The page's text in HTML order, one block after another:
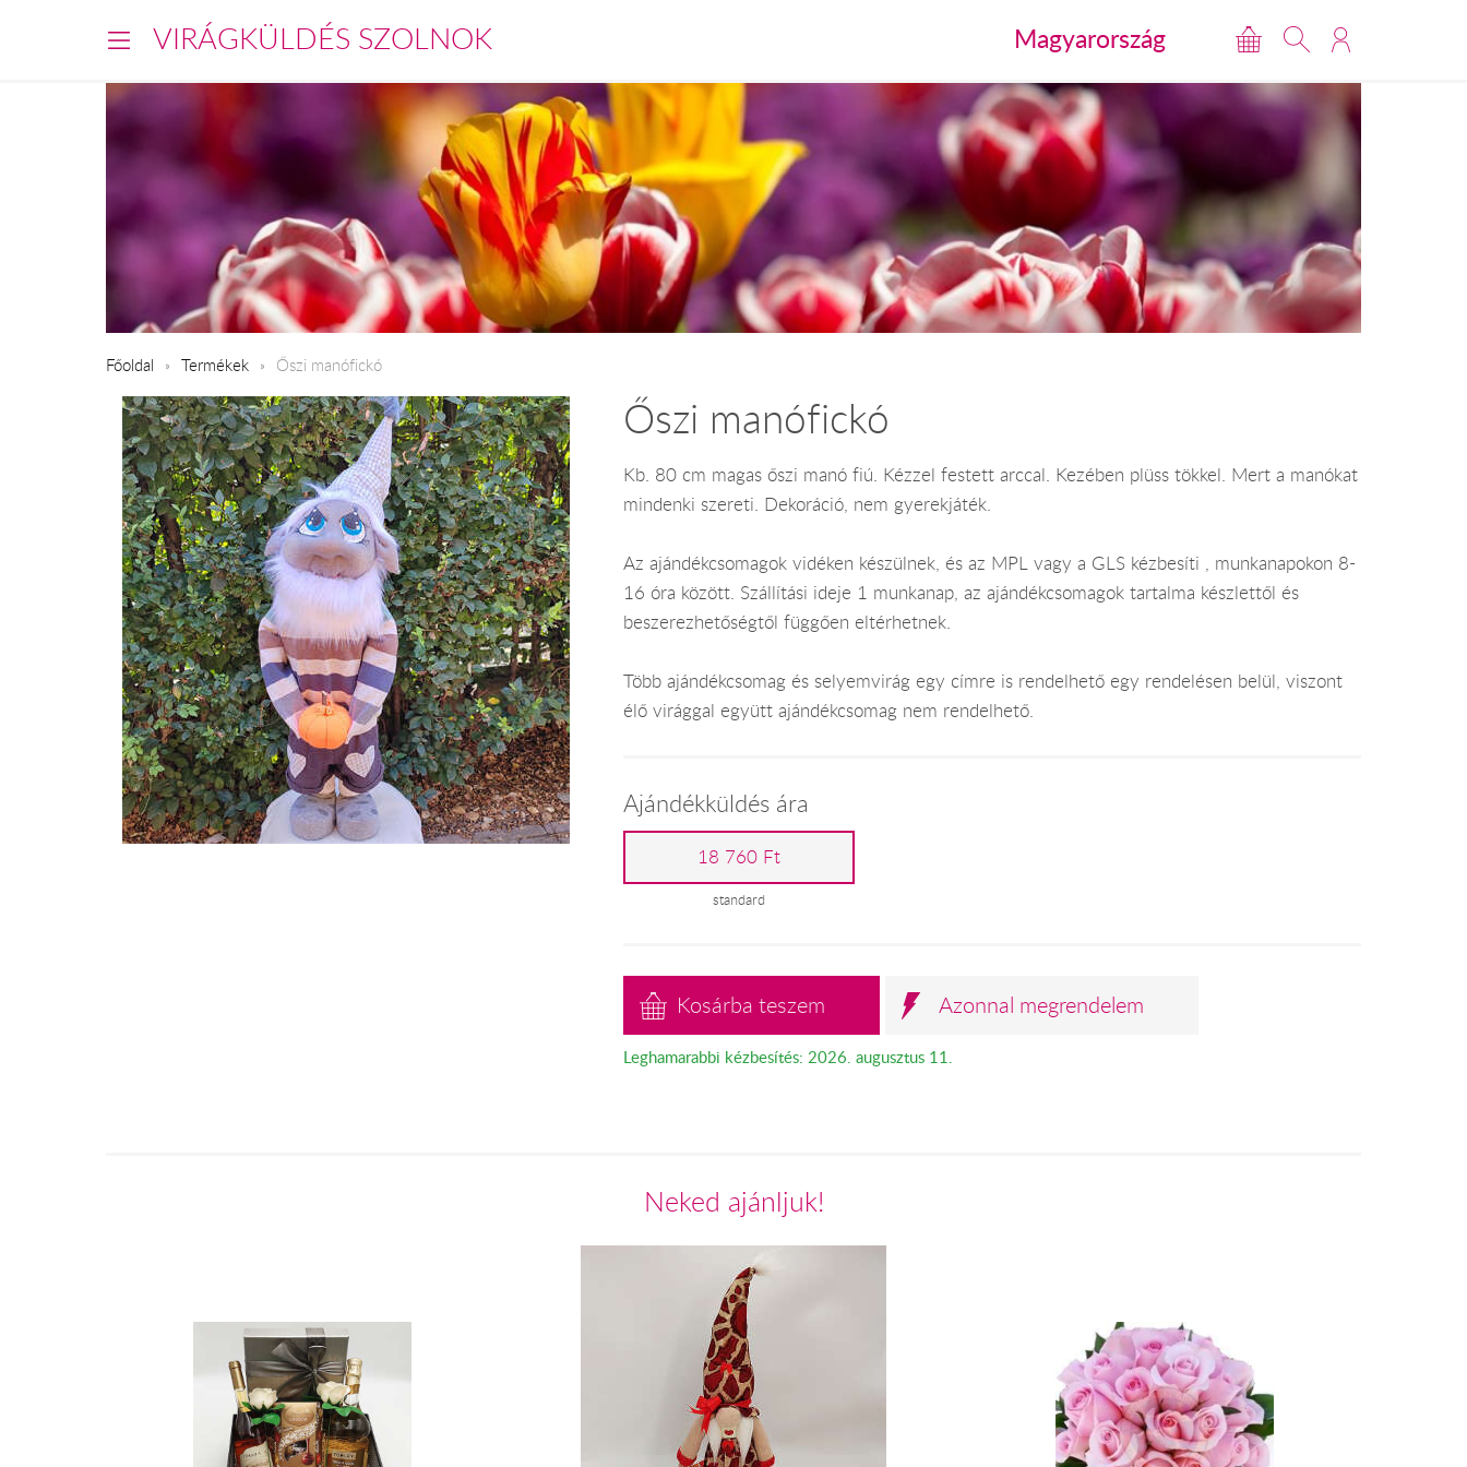
VIRÁGKÜLDÉS SZOLNOK Magyarország
Főoldal Termékek Őszi manófickó
Őszi manófickó
Kb. 80 cm magas őszi manó fiú. Kézzel festett arccal. Kezében plüss tökkel. Mert a manókat
mindenki szereti. Dekoráció, nem gyerekjáték.
Az ajándékcsomagok vidéken készülnek, és az MPL vagy a GLS kézbesíti , munkanapokon 8-
16 óra között. Szállítási ideje 1 munkanap, az ajándékcsomagok tartalma készlettől és
beszerezhetőségtől függően eltérhetnek.
Több ajándékcsomag és selyemvirág egy címre is rendelhető egy rendelésen belül, viszont
élő virággal együtt ajándékcsomag nem rendelhető.
Ajándékküldés ára
18 760 Ft
standard
Kosárba teszem Azonnal megrendelem
Leghamarabbi kézbesítés: 2026. augusztus 11.
Neked ajánljuk!